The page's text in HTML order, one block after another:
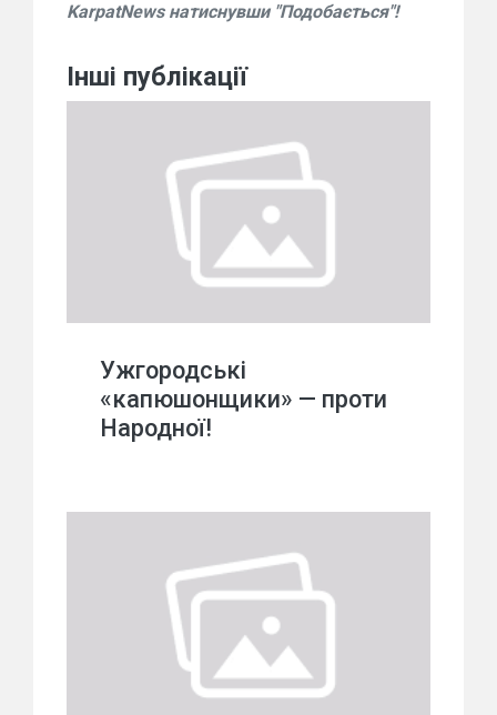
KarpatNews натиснувши "Подобається"!
Інші публікації
Ужгородські
«капюшонщики» — проти
Народної!